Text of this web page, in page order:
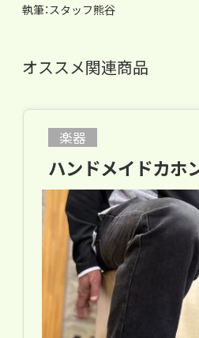
執筆：スタッフ熊谷
オススメ関連商品
楽器
ハンドメイドカホ